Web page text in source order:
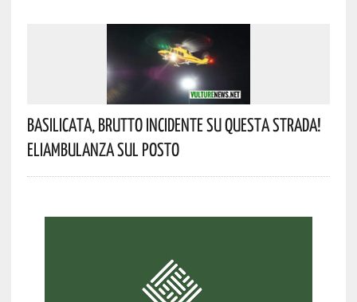
Basilicata, Brutto Incidente Su Questa Strada!
Eliambulanza Sul Posto